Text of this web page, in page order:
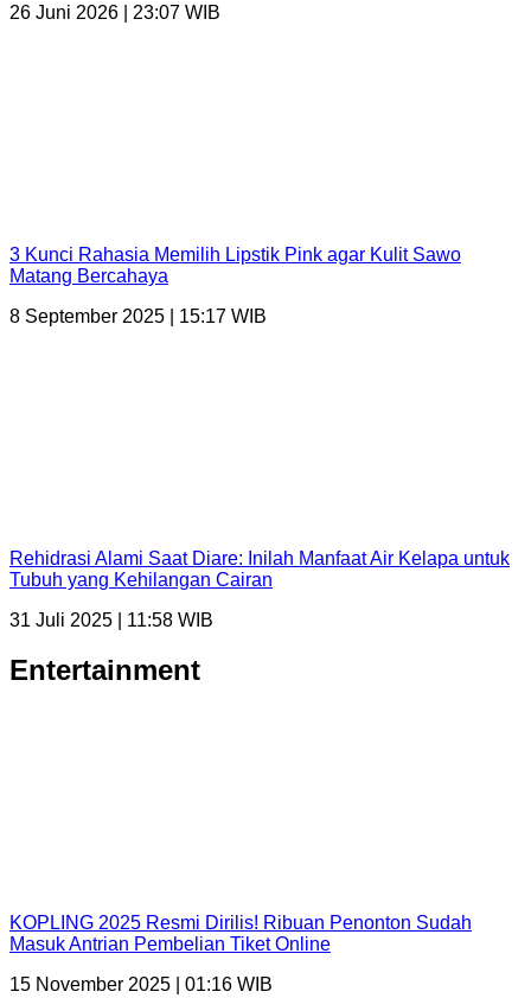
26 Juni 2026 | 23:07 WIB
3 Kunci Rahasia Memilih Lipstik Pink agar Kulit Sawo
Matang Bercahaya
8 September 2025 | 15:17 WIB
Rehidrasi Alami Saat Diare: Inilah Manfaat Air Kelapa untuk
Tubuh yang Kehilangan Cairan
31 Juli 2025 | 11:58 WIB
Entertainment
KOPLING 2025 Resmi Dirilis! Ribuan Penonton Sudah
Masuk Antrian Pembelian Tiket Online
15 November 2025 | 01:16 WIB